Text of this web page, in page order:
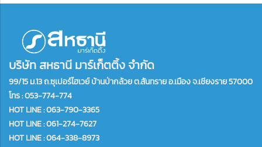
บริษัท สหธานี มาร์เก็ตติ้ง จำกัด
99/15 ม.13 ถ.ซุเปอร์ไฮเวย์ บ้านป่ากล้วย ต.สันทราย อ.เมือง จ.เชียงราย 57000
โทร :053-774-774
HOT LINE : 063-790-3365
HOT LINE : 061-274-7627
HOT LINE : 064-338-8973